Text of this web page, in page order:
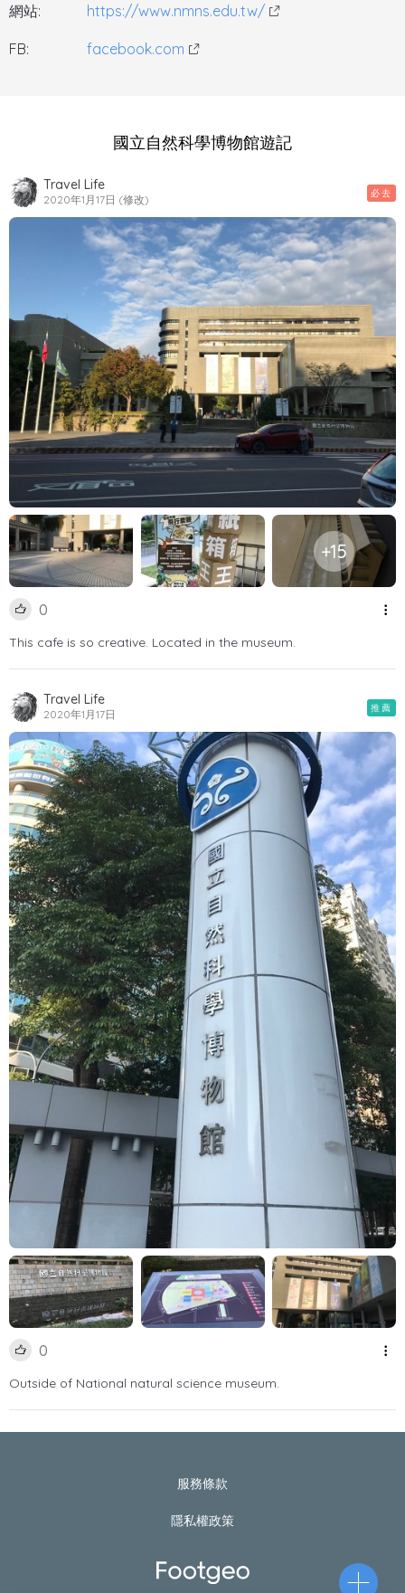
網站: https://www.nmns.edu.tw/
FB: facebook.com
國立自然科學博物館遊記
Travel Life
2020年1月17日 (修改) 必去
+15
0
This cafe is so creative. Located in the museum.
Travel Life
2020年1月17日 推薦
0
Outside of National natural science museum.
服務條款
隱私權政策